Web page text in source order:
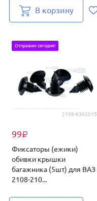
В корзину
2108-6302015
99₽
Отправим сегодня!
Фиксаторы (ежики)
обивки крышки
багажника (5шт) для ВАЗ
2108-210...